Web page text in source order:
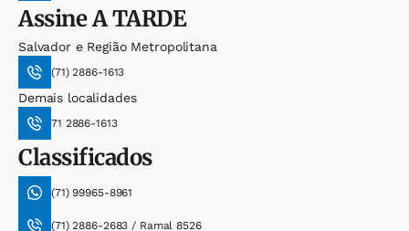
AssineA TARDE
Salvador e Região Metropolitana
(71) 2886-1613
Demais localidades
71 2886-1613
Classificados
(71) 99965-8961
(71) 2886-2683 / Ramal 8526